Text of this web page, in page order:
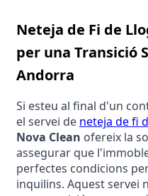
Neteja de Fi de
per una Transició
Andorra
Si esteu al final d'un
el servei de neteja de fi
Nova Clean ofereix la
assegurar que
perfectes condicions
inquilins. Aquest servei